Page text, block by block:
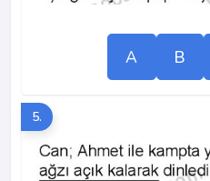
A B
5.